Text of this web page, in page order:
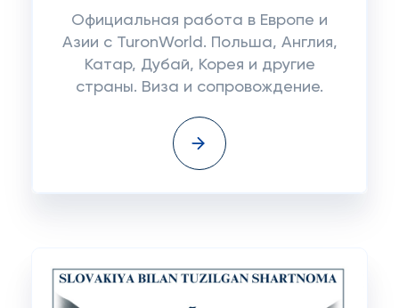
Официальная работа в Европе и
Азии с TuronWorld. Польша, Англия,
Катар, Дубай, Корея и другие
страны. Виза и сопровождение.